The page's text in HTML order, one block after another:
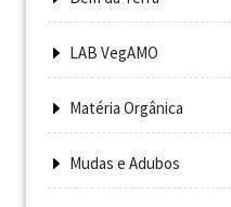
LAB VegAMO
Matéria Orgânica
Mudas e Adubos